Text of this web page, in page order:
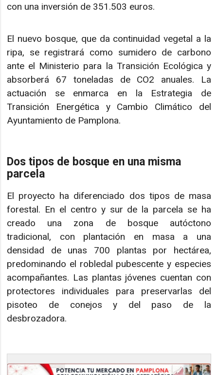
con una inversión de 351.503 euros.
El nuevo bosque, que da continuidad vegetal a la
ripa, se registrará como sumidero de carbono
ante el Ministerio para la Transición Ecológica y
absorberá 67 toneladas de CO2 anuales. La
actuación se enmarca en la Estrategia de
Transición Energética y Cambio Climático del
Ayuntamiento de Pamplona.
Dos tipos de bosque en una misma
parcela
El proyecto ha diferenciado dos tipos de masa
forestal. En el centro y sur de la parcela se ha
creado una zona de bosque autóctono
tradicional, con plantación en masa a una
densidad de unas 700 plantas por hectárea,
predominando el robledal pubescente y especies
acompañantes. Las plantas jóvenes cuentan con
protectores individuales para preservarlas del
pisoteo de conejos y del paso de la
desbrozadora.